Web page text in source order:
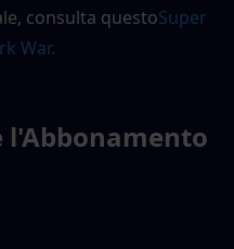
consulta questoSuper
War.
l'Abbonamento